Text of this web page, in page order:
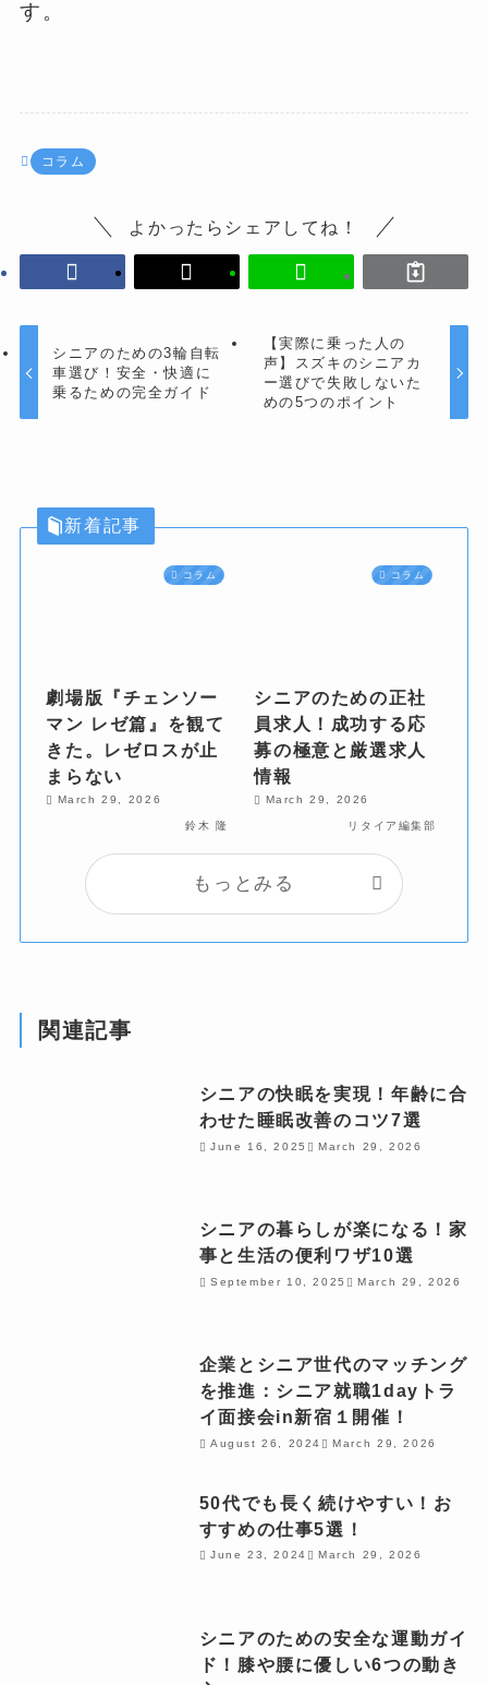
す。
コラム
よかったらシェアしてね！
シニアのための3輪自転
車選び！安全・快適に
乗るための完全ガイド
【実際に乗った人の
声】スズキのシニアカ
ー選びで失敗しないた
めの5つのポイント
新着記事
コラム
劇場版『チェンソー
マン レゼ篇』を観て
きた。レゼロスが止
まらない
March 29, 2026
鈴木 隆
コラム
シニアのための正社
員求人！成功する応
募の極意と厳選求人
情報
March 29, 2026
リタイア編集部
もっとみる
関連記事
シニアの快眠を実現！年齢に合
わせた睡眠改善のコツ7選
June 16, 2025 March 29, 2026
シニアの暮らしが楽になる！家
事と生活の便利ワザ10選
September 10, 2025 March 29, 2026
企業とシニア世代のマッチング
を推進：シニア就職1dayトラ
イ面接会in新宿１開催！
August 26, 2024 March 29, 2026
50代でも長く続けやすい！お
すすめの仕事5選！
June 23, 2024 March 29, 2026
シニアのための安全な運動ガイ
ド！膝や腰に優しい6つの動き